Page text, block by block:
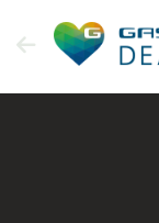
Inhalt
springen